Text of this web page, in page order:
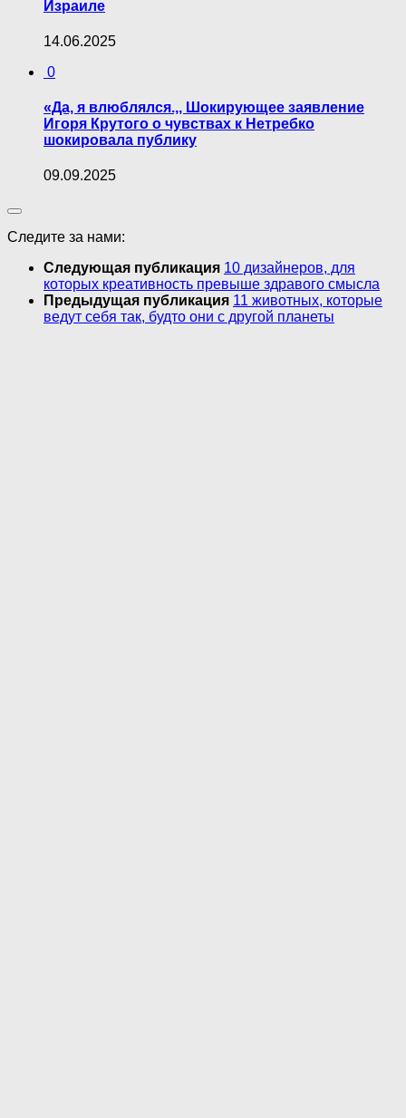
Израиле
14.06.2025
0
«Да, я влюблялся.,, Шокирующее заявление
Игоря Крутого о чувствах к Нетребко
шокировала публику
09.09.2025
Следите за нами:
Следующая публикация 10 дизайнеров, для
которых креативность превыше здравого смысла
Предыдущая публикация 11 животных, которые
ведут себя так, будто они с другой планеты